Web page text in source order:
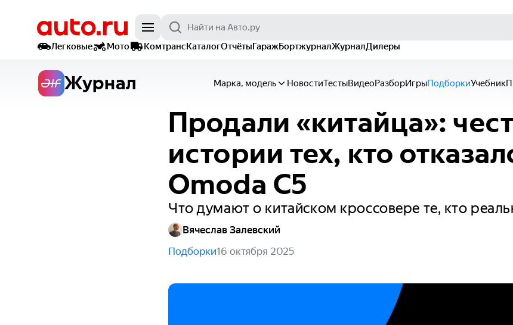
Легковые
Мото КомтрансКаталогОтчётыГаражБортжурналЖурналДилеры
Журнал Марка, модель НовостиТестыВидеоРазборИгрыПодборкиУчебник
Продали «китайца»:
истории тех, кто
Omoda C5
Что думают о китайском кроссовере те, кто
Вячеслав Залевский
Подборки16 октября 2025